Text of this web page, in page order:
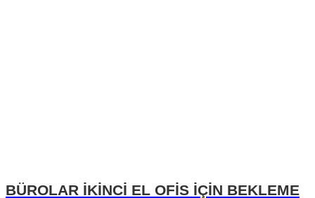
BÜROLAR İKİNCİ EL OFİS İÇİN BEKLEME